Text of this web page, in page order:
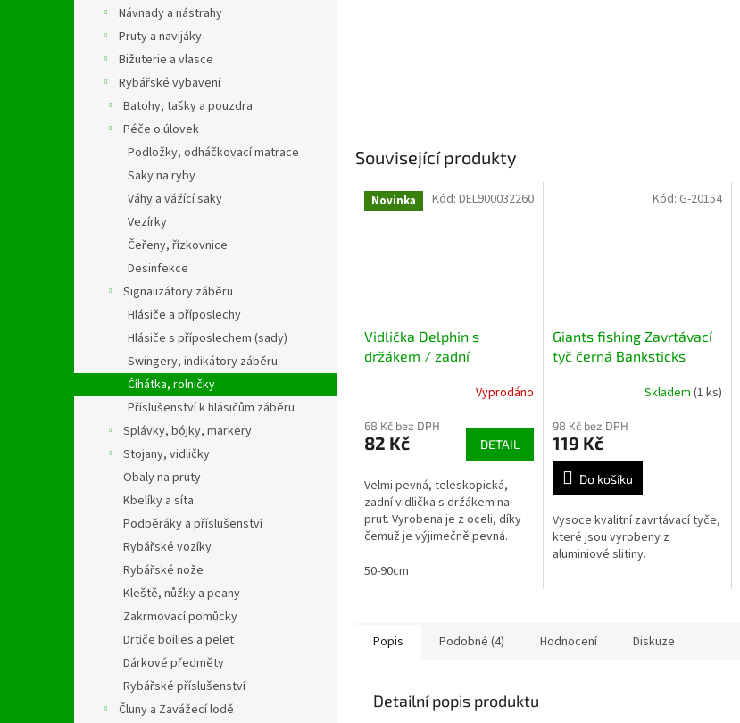
Návnady a nástrahy
Pruty a navijáky
Bižuterie a vlasce
Rybářské vybavení
Batohy, tašky a pouzdra
Péče o úlovek
Podložky, odháčkovací matrace
Saky na ryby
Váhy a vážící saky
Vezírky
Čeřeny, řízkovnice
Desinfekce
Signalizátory záběru
Hlásiče a příposlechy
Hlásiče s příposlechem (sady)
Swingery, indikátory záběru
Číhátka, rolničky
Příslušenství k hlásičům záběru
Splávky, bójky, markery
Stojany, vidličky
Obaly na pruty
Kbelíky a síta
Podběráky a příslušenství
Rybářské vozíky
Rybářské nože
Kleště, nůžky a peany
Zakrmovací pomůcky
Drtiče boilies a pelet
Dárkové předměty
Rybářské příslušenství
Čluny a Zavážecí lodě
Související produkty
Novinka
Vidlička Delphin s
držákem / zadní
Vyprodáno
68 Kč bez DPH
82 Kč DETAIL
Velmi pevná, teleskopická,
zadní vidlička s držákem na
prut. Vyrobena je z oceli, díky
čemuž je výjimečně pevná.
pevně osazena držákem
50-90cm
Kód: DEL900032260
Giants fishing Zavrtávací
tyč černá Banksticks
Skladem (1 ks)
98 Kč bez DPH
119 Kč
Do košíku
Vysoce kvalitní zavrtávací tyče,
které jsou vyrobeny z
aluminiové slitiny.
Kód: G-20154
Popis Podobné (4) Hodnocení Diskuze
Detailní popis produktu